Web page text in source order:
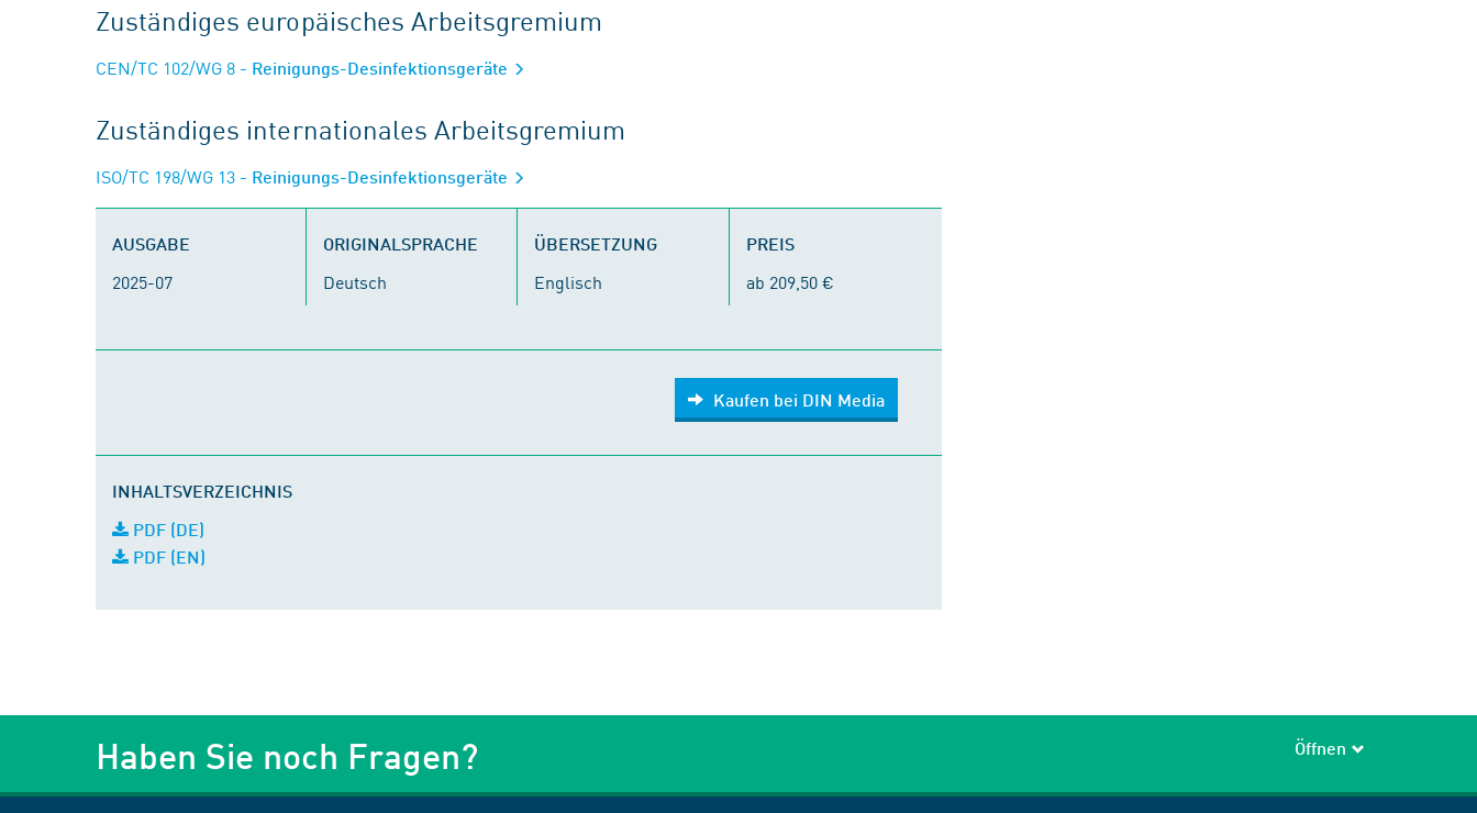
Zuständiges europäisches Arbeitsgremium
CEN/TC 102/WG 8 - Reinigungs-Desinfektionsgeräte
Zuständiges internationales Arbeitsgremium
ISO/TC 198/WG 13 - Reinigungs-Desinfektionsgeräte
AUSGABE
2025-07
ORIGINALSPRACHE
Deutsch
ÜBERSETZUNG
Englisch
PREIS
ab 209,50 €
Kaufen bei DIN Media
INHALTSVERZEICHNIS
PDF (DE)
PDF (EN)
Haben Sie noch Fragen? Öffnen